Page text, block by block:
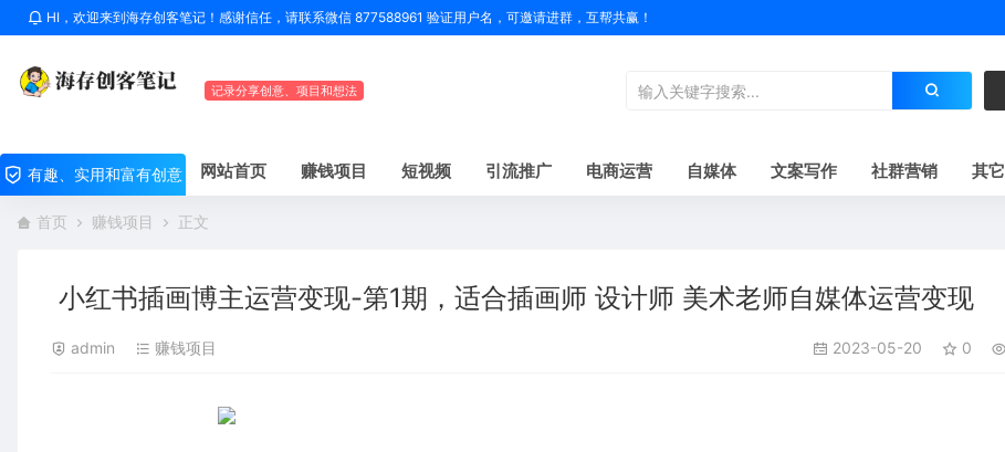
HI，欢迎来到海存创客笔记！感谢信任，请联系微信 877588961 验证用户名，可邀请进群，互帮共赢！
记录分享创意、项目和想法
有趣、实用和富有创意 网站首页 赚钱项目 短视频 引流推广 电商运营 自媒体 文案写作 社群营销 其它
首页 赚钱项目 正文
小红书插画博主运营变现-第1期，适合插画师 设计师 美术老师自媒体运营变现
admin 赚钱项目 2023-05-20 0